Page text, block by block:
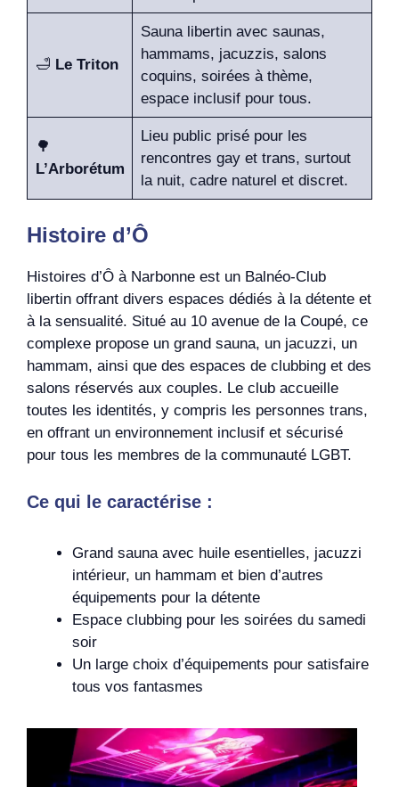
🛁 Le Triton
Sauna libertin avec saunas,
hammams, jacuzzis, salons
coquins, soirées à thème,
espace inclusif pour tous.
🌳
L’Arborétum
Lieu public prisé pour les
rencontres gay et trans, surtout
la nuit, cadre naturel et discret.
Histoire d’Ô
Histoires d’Ô à Narbonne est un Balnéo-Club
libertin offrant divers espaces dédiés à la détente et
à la sensualité. Situé au 10 avenue de la Coupé, ce
complexe propose un grand sauna, un jacuzzi, un
hammam, ainsi que des espaces de clubbing et des
salons réservés aux couples. Le club accueille
toutes les identités, y compris les personnes trans,
en offrant un environnement inclusif et sécurisé
pour tous les membres de la communauté LGBT.
Ce qui le caractérise :
Grand sauna avec huile esentielles, jacuzzi
intérieur, un hammam et bien d’autres
équipements pour la détente
Espace clubbing pour les soirées du samedi
soir
Un large choix d’équipements pour satisfaire
tous vos fantasmes